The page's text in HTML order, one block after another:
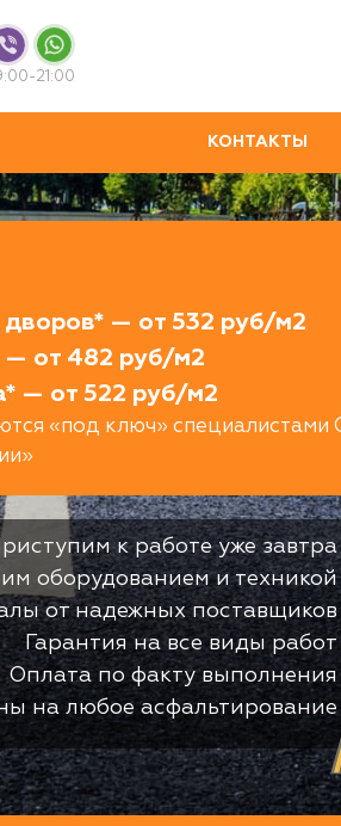
21:00
КОНТАКТЫ
— от 532 руб/м2
— от 482 руб/м2
— от 522 руб/м2
«под ключ»
к работе уже завтра
оборудованием и техникой
от надежных поставщиков
Гарантия на все виды работ
Оплата по факту выполнения
на любое асфальтирование